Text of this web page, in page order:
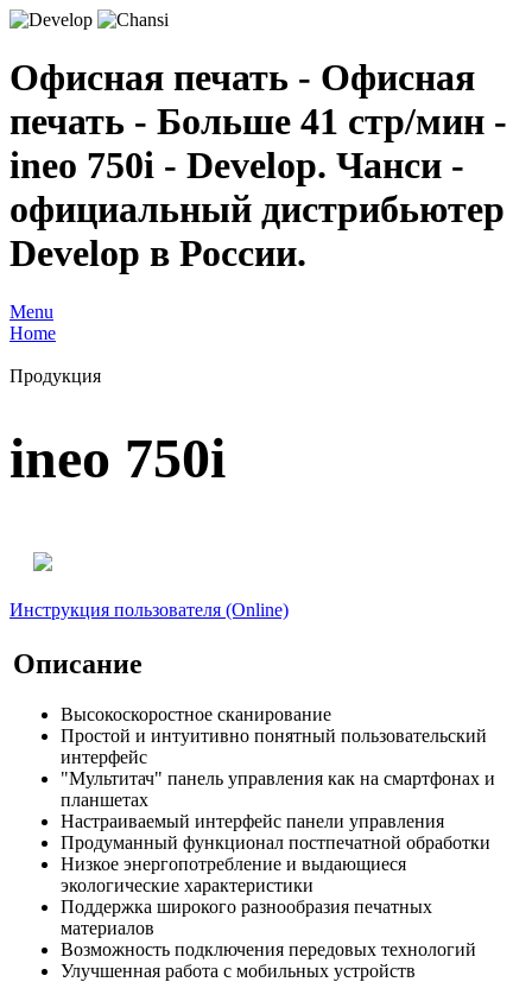
Офисная печать - Офисная
печать - Больше 41 стр/мин -
ineo 750i - Develop. Чанси -
официальный дистрибьютер
Develop в России.
Menu
Home
Продукция
ineo 750i
Инструкция пользователя (Online)
Описание
Высокоскоростное сканирование
Простой и интуитивно понятный пользовательский
интерфейс
"Мультитач" панель управления как на смартфонах и
планшетах
Настраиваемый интерфейс панели управления
Продуманный функционал постпечатной обработки
Низкое энергопотребление и выдающиеся
экологические характеристики
Поддержка широкого разнообразия печатных
материалов
Возможность подключения передовых технологий
Улучшенная работа с мобильных устройств